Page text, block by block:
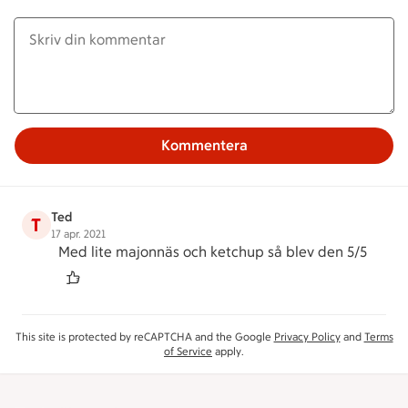
Kommentera
T Ted
17 apr. 2021
Med lite majonnäs och ketchup så blev den 5/5
This site is protected by reCAPTCHA and the Google Privacy Policyand Terms
of Service apply.